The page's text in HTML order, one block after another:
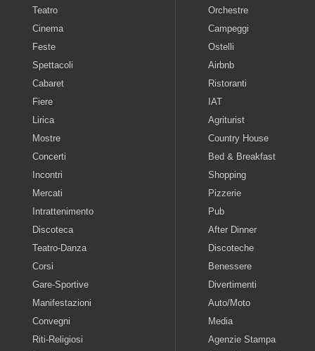
Teatro
Cinema
Feste
Spettacoli
Cabaret
Fiere
Lirica
Mostre
Concerti
Incontri
Mercati
Intrattenimento
Discoteca
Teatro-Danza
Corsi
Gare-Sportive
Manifestazioni
Convegni
Riti-Religiosi
Orchestre
Campeggi
Ostelli
Airbnb
Ristoranti
IAT
Agriturist
Country House
Bed & Breakfast
Shopping
Pizzerie
Pub
After Dinner
Discoteche
Benessere
Divertimenti
Auto/Moto
Media
Agenzie Stampa